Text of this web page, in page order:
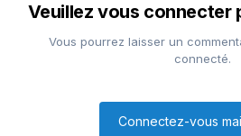
Veuillez vous connecter
Vous pourrez laisser un
connecté.
Connectez-vous